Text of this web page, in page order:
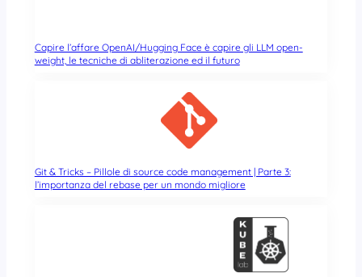
Capire l’affare OpenAI/Hugging Face è capire gli LLM open-
weight, le tecniche di abliterazione ed il futuro
Git & Tricks – Pillole di source code management | Parte 3:
l’importanza del rebase per un mondo migliore